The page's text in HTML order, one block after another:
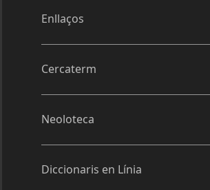
Enllaços
Cercaterm
Neoloteca
Diccionaris en Línia